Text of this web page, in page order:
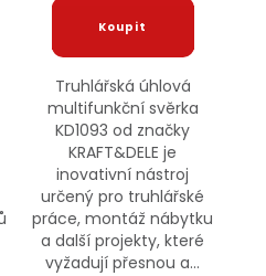
Truhlářská úhlová
multifunkční svěrka
KD1093 od značky
KRAFT&DELE je
inovativní nástroj
určený pro truhlářské
práce, montáž nábytku
a další projekty, které
vyžadují přesnou a...